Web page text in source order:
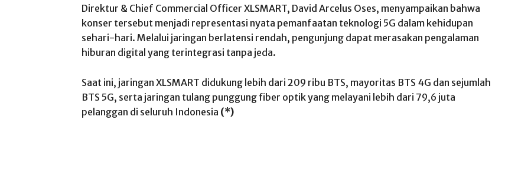
Direktur & Chief Commercial Officer XLSMART, David Arcelus Oses, menyampaikan bahwa
konser tersebut menjadi representasi nyata pemanfaatan teknologi 5G dalam kehidupan
sehari-hari. Melalui jaringan berlatensi rendah, pengunjung dapat merasakan pengalaman
hiburan digital yang terintegrasi tanpa jeda.
Saat ini, jaringan XLSMART didukung lebih dari 209 ribu BTS, mayoritas BTS 4G dan sejumlah
BTS 5G, serta jaringan tulang punggung fiber optik yang melayani lebih dari 79,6 juta
pelanggan di seluruh Indonesia (*)